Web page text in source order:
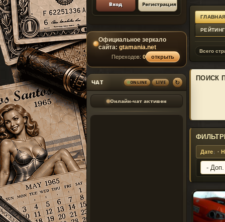
Вход Регистрация
Официальное зеркало
сайта: gtamania.net
Переходов: 0 открыть
ЧАТ ONLINE LIVE ↻
Онлайн-чат активен
РЕЙТИНГ
Всего
ПОИСК
Дате ·